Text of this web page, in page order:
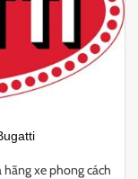
xe phong cách